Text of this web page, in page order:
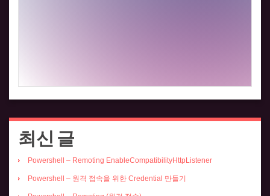
최신 글
Powershell – Remoting EnableCompatibilityHttpListener
Powershell – 원격 접속을 위한 Credential 만들기